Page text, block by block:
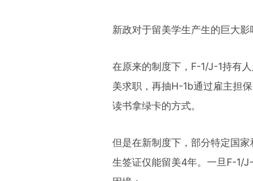
新政对于留美学生产生的巨大影
在原来的制度下，F-1/J-1持有
美求职，再抽H-1b通过雇主担
读书拿绿卡的方式。
但是在新制度下，部分特定国
生签证仅能留美4年。一旦F-1/